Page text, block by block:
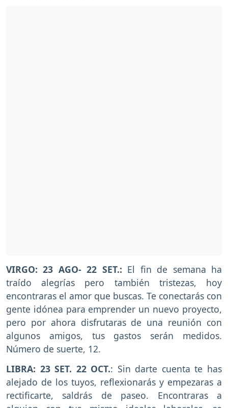
VIRGO: 23 AGO- 22 SET.: El fin de semana ha
traído alegrías pero también tristezas, hoy
encontraras el amor que buscas. Te conectarás con
gente idónea para emprender un nuevo proyecto,
pero por ahora disfrutaras de una reunión con
algunos amigos, tus gastos serán medidos.
Número de suerte, 12.
LIBRA: 23 SET. 22 OCT.: Sin darte cuenta te has
alejado de los tuyos, reflexionarás y empezaras a
rectificarte, saldrás de paseo. Encontraras a